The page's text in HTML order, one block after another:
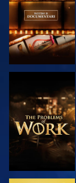
SERIE
ESPLORA LE
SERIE